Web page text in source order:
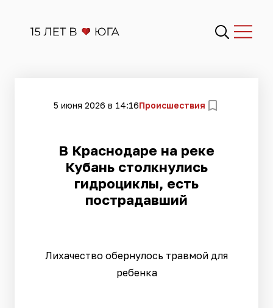
5 июня 2026 в 14:16Происшествия
В Краснодаре на реке
Кубань столкнулись
гидроциклы, есть
пострадавший
Лихачество обернулось травмой для
ребенка